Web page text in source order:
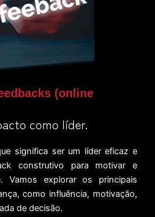
(online
como líder.
significa ser um líder eficaz e
construtivo para motivar e
Vamos explorar os principais
como influência, motivação,
de decisão.